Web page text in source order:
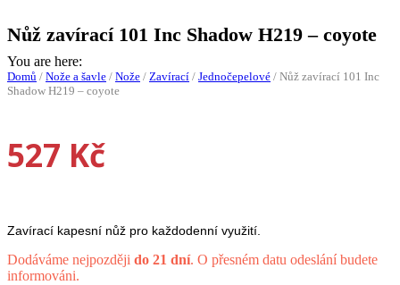
Nůž zavírací 101 Inc Shadow H219 – coyote
You are here:
Domů / Nože a šavle / Nože / Zavírací / Jednočepelové / Nůž zavírací 101 Inc
Shadow H219 – coyote
527 Kč
Zavírací kapesní nůž pro každodenní využití.
Dodáváme nejpozději do 21 dní. O přesném datu odeslání budete
informováni.